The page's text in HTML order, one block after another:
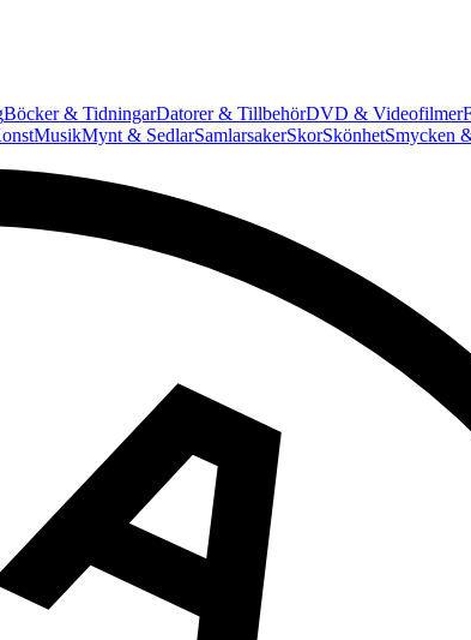
Böcker & TidningarDatorer & TillbehörDVD & Videofilmer
MusikMynt & SedlarSamlarsakerSkorSkönhetSmycken